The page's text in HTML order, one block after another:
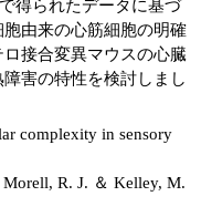
得られたデータに基づ
由来の心筋細胞の明確
接合変異マウスの心臓
害の特性を検討しまし
complexity in sensory
R. J. ＆ Kelley, M.